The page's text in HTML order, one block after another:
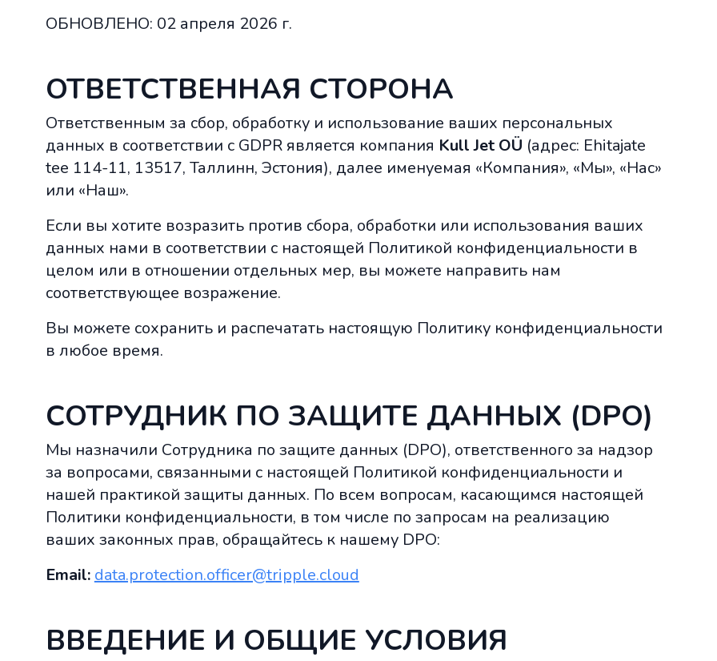
ОБНОВЛЕНО: 02 апреля 2026 г.
ОТВЕТСТВЕННАЯ СТОРОНА
Ответственным за сбор, обработку и использование ваших персональных
данных в соответствии с GDPR является компания Kull Jet OÜ (адрес: Ehitajate
tee 114-11, 13517, Таллинн, Эстония), далее именуемая «Компания», «Мы», «Нас»
или «Наш».
Если вы хотите возразить против сбора, обработки или использования ваших
данных нами в соответствии с настоящей Политикой конфиденциальности в
целом или в отношении отдельных мер, вы можете направить нам
соответствующее возражение.
Вы можете сохранить и распечатать настоящую Политику конфиденциальности
в любое время.
СОТРУДНИК ПО ЗАЩИТЕ ДАННЫХ (DPO)
Мы назначили Сотрудника по защите данных (DPO), ответственного за надзор
за вопросами, связанными с настоящей Политикой конфиденциальности и
нашей практикой защиты данных. По всем вопросам, касающимся настоящей
Политики конфиденциальности, в том числе по запросам на реализацию
ваших законных прав, обращайтесь к нашему DPO:
Email: data.protection.officer@tripple.cloud
ВВЕДЕНИЕ И ОБЩИЕ УСЛОВИЯ